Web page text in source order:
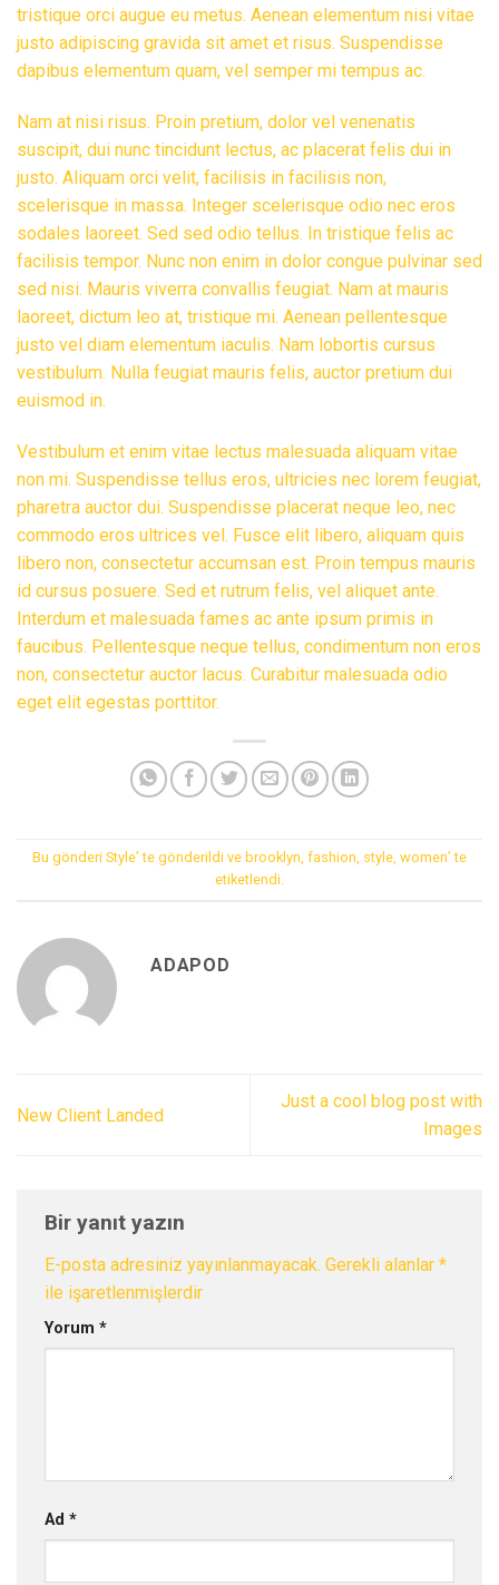
tristique orci augue eu metus. Aenean elementum nisi vitae
justo adipiscing gravida sit amet et risus. Suspendisse
dapibus elementum quam, vel semper mi tempus ac.
Nam at nisi risus. Proin pretium, dolor vel venenatis
suscipit, dui nunc tincidunt lectus, ac placerat felis dui in
justo. Aliquam orci velit, facilisis in facilisis non,
scelerisque in massa. Integer scelerisque odio nec eros
sodales laoreet. Sed sed odio tellus. In tristique felis ac
facilisis tempor. Nunc non enim in dolor congue pulvinar sed
sed nisi. Mauris viverra convallis feugiat. Nam at mauris
laoreet, dictum leo at, tristique mi. Aenean pellentesque
justo vel diam elementum iaculis. Nam lobortis cursus
vestibulum. Nulla feugiat mauris felis, auctor pretium dui
euismod in.
Vestibulum et enim vitae lectus malesuada aliquam vitae
non mi. Suspendisse tellus eros, ultricies nec lorem feugiat,
pharetra auctor dui. Suspendisse placerat neque leo, nec
commodo eros ultrices vel. Fusce elit libero, aliquam quis
libero non, consectetur accumsan est. Proin tempus mauris
id cursus posuere. Sed et rutrum felis, vel aliquet ante.
Interdum et malesuada fames ac ante ipsum primis in
faucibus. Pellentesque neque tellus, condimentum non eros
non, consectetur auctor lacus. Curabitur malesuada odio
eget elit egestas porttitor.
Bu gönderi Style’ te gönderildi ve brooklyn, fashion, style, women’ te
etiketlendi.
ADAPOD
New Client Landed
Just a cool blog post with
Images
Bir yanıt yazın
E-posta adresiniz yayınlanmayacak. Gerekli alanlar *
ile işaretlenmişlerdir
Yorum *
Ad *